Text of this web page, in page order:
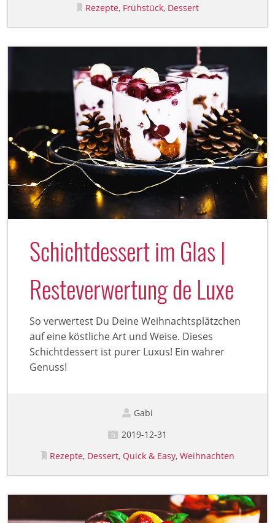
Rezepte Frühstück Dessert
Schichtdessert im Glas |
Resteverwertung de Luxe
So verwertest Du Deine Weihnachtsplätzchen
auf eine köstliche Art und Weise. Dieses
Schichtdessert ist purer Luxus! Ein wahrer
Genuss!
Gabi
2019-12-31
Rezepte Dessert Quick & Easy Weihnachten